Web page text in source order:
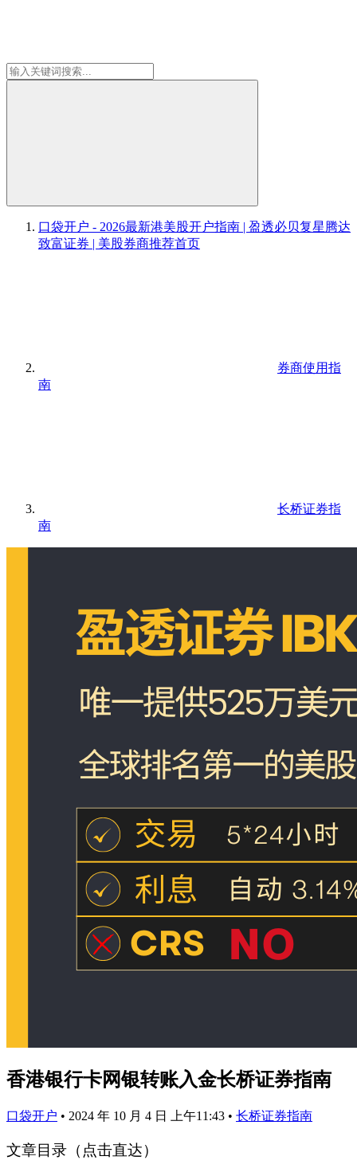
口袋开户 - 2026最新港美股开户指南 | 盈透必贝复星腾达
致富证券 | 美股券商推荐首页
券商使用指
南
长桥证券指
南
香港银行卡网银转账入金长桥证券指南
口袋开户 • 2024 年 10 月 4 日 上午11:43 • 长桥证券指南
文章目录（点击直达）